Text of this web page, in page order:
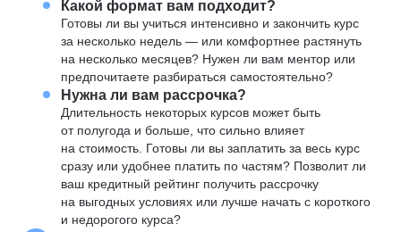
Какой формат вам подходит?
Готовы ли вы учиться интенсивно и закончить курс
за несколько недель — или комфортнее растянуть
на несколько месяцев? Нужен ли вам ментор или
предпочитаете разбираться самостоятельно?
Нужна ли вам рассрочка?
Длительность некоторых курсов может быть
от полугода и больше, что сильно влияет
на стоимость. Готовы ли вы заплатить за весь курс
сразу или удобнее платить по частям? Позволит ли
ваш кредитный рейтинг получить рассрочку
на выгодных условиях или лучше начать с короткого
и недорогого курса?